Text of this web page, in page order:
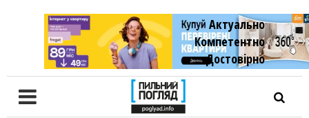
Актуально
Компетентно
Достовiрно